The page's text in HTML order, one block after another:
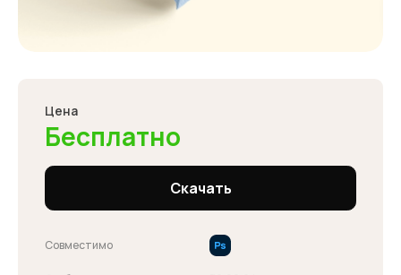
Цена
Бесплатно
Скачать
Совместимо